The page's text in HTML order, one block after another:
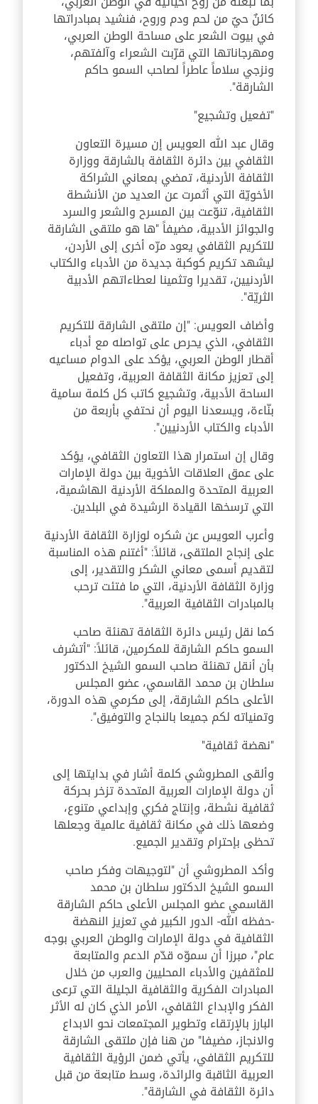
كائنٌ حيٌ من لحم ودم وروح، فنشيد بمبادراتها
في بيوت الشعر على مساحة الوطن العربي،
ومهرجاناتها التي قرّبت الشعراء وآلفتهم،
ونزجي سلاماً عاطراً لصاحب السمو حاكم
الشارقة".
"تفعيل وتشجيع"
وقال عبد الله العويس إن مسيرة التعاون
الثقافي بين دائرة الثقافة بالشارقة ووزارة
الثقافة الأردنية، تمضي بمعاني الشراكة
الأخويّة التي أثمرت عن العديد من الأنشطة
الثقافية، تنوّعت بين المسرح والشعر والسرد
والجوائز الأدبية، مضيفاً "ها هو ملتقى الشارقة
للتكريم الثقافي يعود مرّه أخرى إلى الأردن،
ليشهد تكريم كوكبة جديدة من الأدباء والكتاب
الأردنيين، تقديرا وتثمينا لعطاءاتهم الأدبية
الثريّة".
وأضاف العويس: "إن ملتقى الشارقة للتكريم
الثقافي، الذي يحرص على تواصله مع أدباء
أقطار الوطن العربي، يؤكد على الدوام مساعيه
إلى تعزيز مكانة الثقافة العربية، وتفعيل
الساحة الأدبية، وتشجيع كاتب كل كلمة سامية
بنّاءة، ويسعدنا اليوم أن نحتفي بأربعة من
الأدباء والكتاب الأردنيين".
وقال إن استمرار هذا التعاون الثقافي، يؤكد
على عمق العلاقات الأخوية بين دولة الإمارات
العربية المتحدة والمملكة الأردنية الهاشمية،
التي ترسخها القيادة الرشيدة في البلدين.
وأعرب العويس عن شكره لوزارة الثقافة الأردنية
على إنجاح الملتقى، قائلاً: "أغتنم هذه المناسبة
لتقديم أسمى معاني الشكر والتقدير، إلى
وزارة الثقافة الأردنية، التي ما فتئت ترحب
بالمبادرات الثقافية العربية".
كما نقل رئيس دائرة الثقافة تهنئة صاحب
السمو حاكم الشارقة للمكرمين، قائلاً: "أتشرف
بأن أنقل تهنئة صاحب السمو الشيخ الدكتور
سلطان بن محمد القاسمي، عضو المجلس
الأعلى حاكم الشارقة، إلى مكرمي هذه الدورة،
وتمنياته لكم جميعا بالنجاح والتوفيق".
"نهضة ثقافية"
وألقى المطروشي كلمة أشار في بدايتها إلى
أن دولة الإمارات العربية المتحدة تزخر بحركة
ثقافية نشطة، وإنتاج فكري وإبداعي متنوع،
وضعها ذلك في مكانة ثقافية عالمية وجعلها
تحظى بإحترام وتقدير الجميع.
وأكد المطروشي أن "لتوجيهات وفكر صاحب
السمو الشيخ الدكتور سلطان بن محمد
القاسمي عضو المجلس الأعلى حاكم الشارقة
-حفظه الله- الدور الكبير في تعزيز النهضة
الثقافية في دولة الإمارات والوطن العربي بوجه
عام"، مبرزا أن سموّه قدّم الدعم والمتابعة
للمثقفين والأدباء المحليين والعرب من خلال
المبادرات الفكرية والثقافية الجليلة التي ترعى
الفكر والإبداع الثقافي، الأمر الذي كان له الأثر
البارز بالإرتقاء وتطوير المجتمعات نحو الابداع
والانجاز، مضيفا" من هنا فإن ملتقى الشارقة
للتكريم الثقافي، يأتي ضمن الرؤية الثقافية
العربية الثاقبة والرائدة، وسط متابعة من قبل
دائرة الثقافة في الشارقة".